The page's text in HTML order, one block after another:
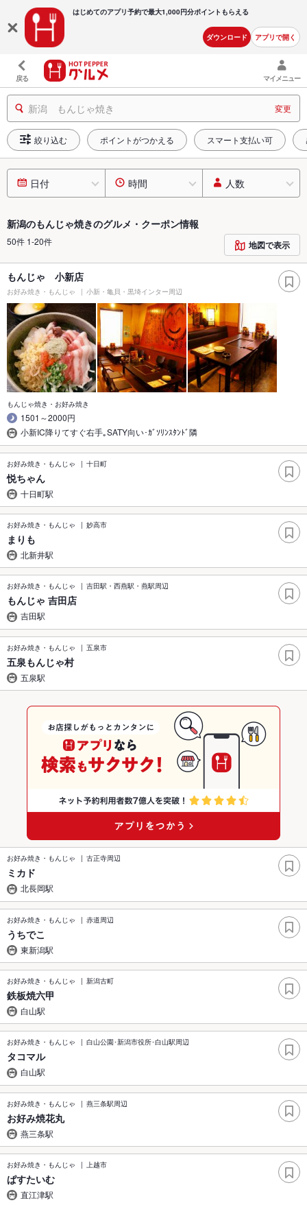
はじめてのアプリ予約で最大1,000円分ポイントもらえる
ダウンロード アプリで開く
戻る マイメニュー
新潟 もんじゃ焼き 変更
絞り込む ポイントがつかえる スマート支払い可
日付 時間 人数
新潟のもんじゃ焼きのグルメ・クーポン情報
50件 1-20件 地図で表示
もんじゃ 小新店
お好み焼き・もんじゃ 小新・亀貝・黒埼インター周辺
もんじゃ焼き・お好み焼き
1501～2000円
小新IC降りてすぐ右手｡SATY向い･ｶﾞｿﾘﾝｽﾀﾝﾄﾞ隣
お好み焼き・もんじゃ 十日町
悦ちゃん
十日町駅
お好み焼き・もんじゃ 妙高市
まりも
北新井駅
お好み焼き・もんじゃ 吉田駅・西燕駅・燕駅周辺
もんじゃ 吉田店
吉田駅
お好み焼き・もんじゃ 五泉市
五泉もんじゃ村
五泉駅
お好み焼き・もんじゃ 古正寺周辺
ミカド
北長岡駅
お好み焼き・もんじゃ 赤道周辺
うちでこ
東新潟駅
お好み焼き・もんじゃ 新潟古町
鉄板焼六甲
白山駅
お好み焼き・もんじゃ 白山公園･新潟市役所･白山駅周辺
タコマル
白山駅
お好み焼き・もんじゃ 燕三条駅周辺
お好み焼花丸
燕三条駅
お好み焼き・もんじゃ 上越市
ぱすたいむ
直江津駅